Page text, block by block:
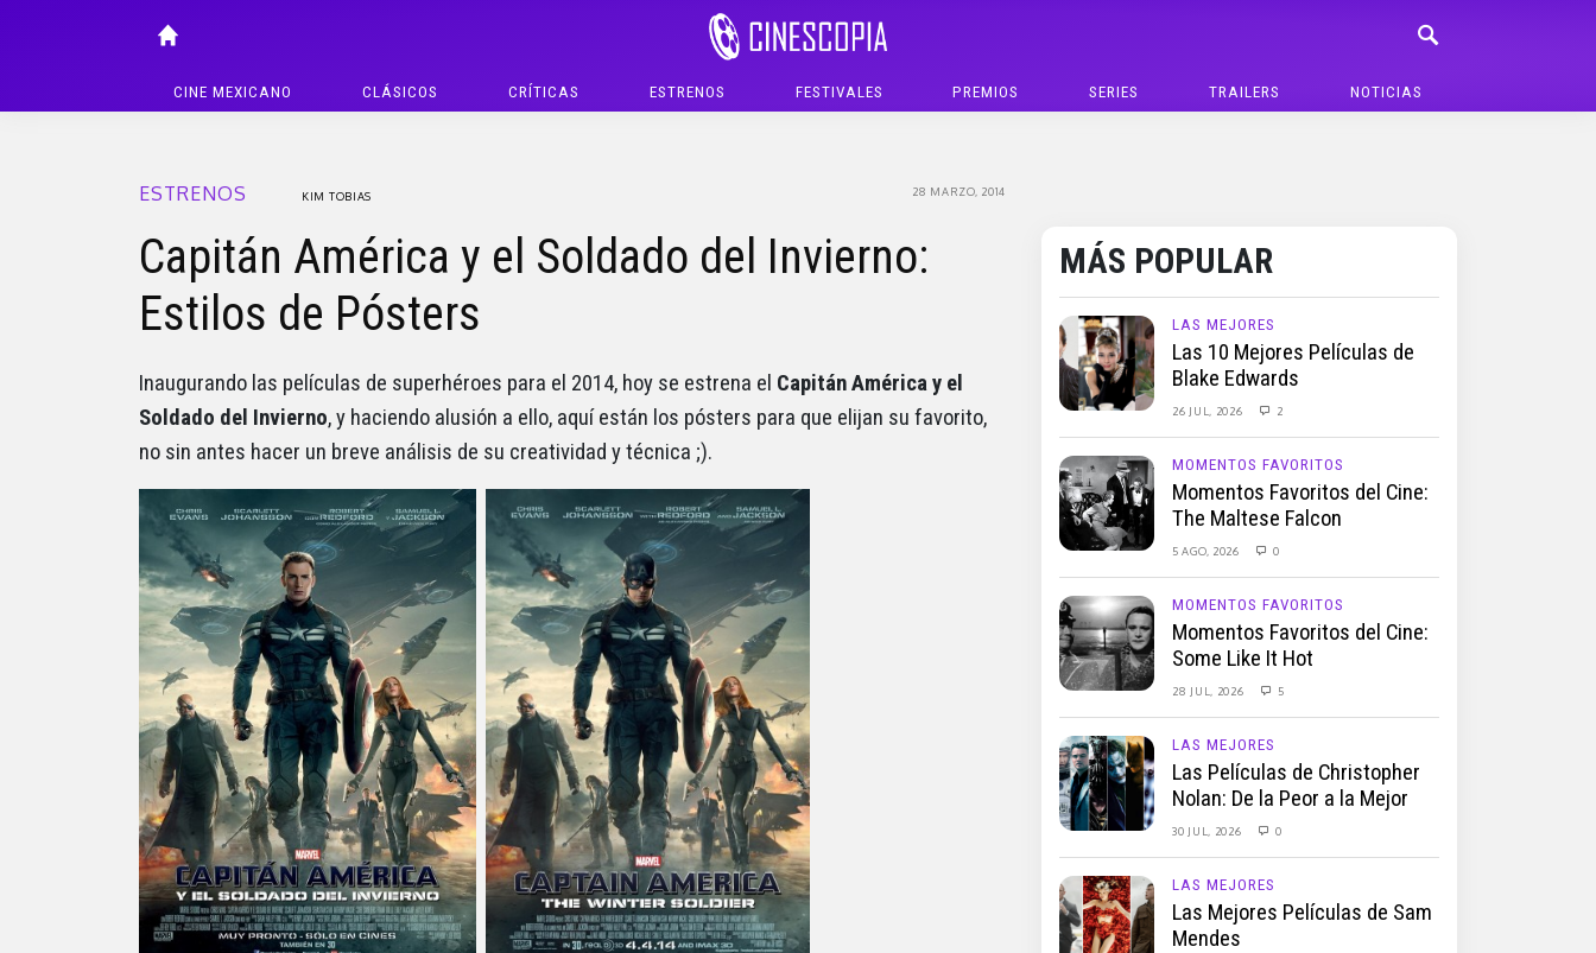
CINE MEXICANO CLÁSICOS CRÍTICAS ESTRENOS FESTIVALES PREMIOS SERIES TRAILERS NOTICIAS
ESTRENOS 28 MARZO, 2014
KIM TOBIAS
Capitán América y el Soldado del Invierno:
Estilos de Pósters
Inaugurando las películas de superhéroes para el 2014, hoy se estrena el Capitán América y el
Soldado del Invierno, y haciendo alusión a ello, aquí están los pósters para que elijan su favorito,
no sin antes hacer un breve análisis de su creatividad y técnica ;).
MÁS POPULAR
LAS MEJORES
Las 10 Mejores Películas de
Blake Edwards
26 JUL, 2026 2
MOMENTOS FAVORITOS
Momentos Favoritos del Cine:
The Maltese Falcon
5 AGO, 2026 0
MOMENTOS FAVORITOS
Momentos Favoritos del Cine:
Some Like It Hot
28 JUL, 2026 5
LAS MEJORES
Las Películas de Christopher
Nolan: De la Peor a la Mejor
30 JUL, 2026 0
LAS MEJORES
Las Mejores Películas de Sam
Mendes